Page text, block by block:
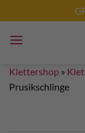
Inhalt
springen
Klettershop »
Prusikschlinge